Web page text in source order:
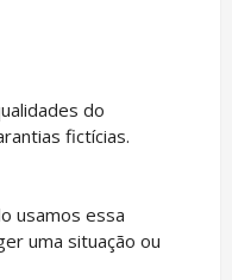
do
fictícias.
usamos essa
uma situação ou